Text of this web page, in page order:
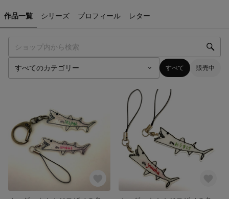
作品一覧 シリーズ プロフィール レター
すべて 販売中